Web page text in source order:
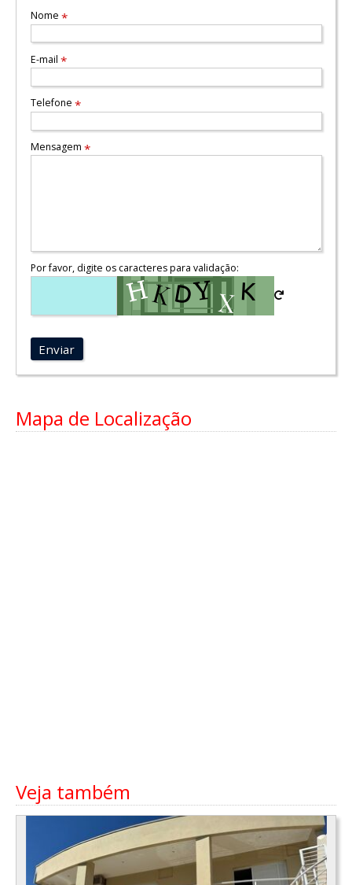
Nome *
E-mail *
Telefone *
Mensagem *
Por favor, digite os caracteres para validação:
Enviar
Mapa de Localização
Veja também